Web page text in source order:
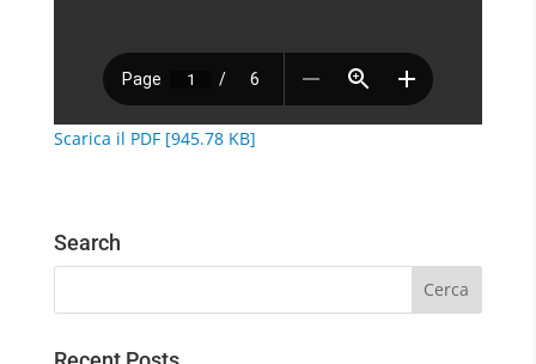
Scarica il PDF [945.78 KB]
Search